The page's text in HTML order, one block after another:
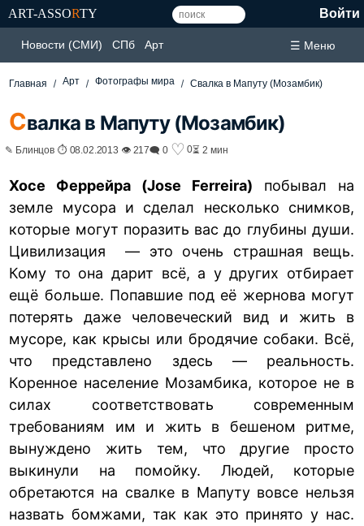
ART-ASSORTY Войти
Новости (СМИ) СПб Арт ☰ Меню
Главная Арт Фотографы мира Свалка в Мапуту (Мозамбик)
Свалка в Мапуту (Мозамбик)
✎ Блинцов ⏱ 08.02.2013 👁 217🗨 0 ♡ 0⏳ 2 мин
Хосе Феррейра (Jose Ferreira) побывал на
земле мусора и сделал несколько снимков,
которые могут поразить вас до глубины души.
Цивилизация — это очень страшная вещь.
Кому то она дарит всё, а у других отбирает
ещё больше. Попавшие под её жернова могут
потерять даже человеческий вид и жить в
мусоре, как крысы или бродячие собаки. Всё,
что представлено здесь — реальность.
Коренное население Мозамбика, которое не в
силах соответствовать современным
требованиям им и жить в бешеном ритме,
вынуждено жить тем, что другие просто
выкинули на помойку. Людей, которые
обретаются на свалке в Мапуту вовсе нельзя
назвать бомжами, так как это принято у нас.